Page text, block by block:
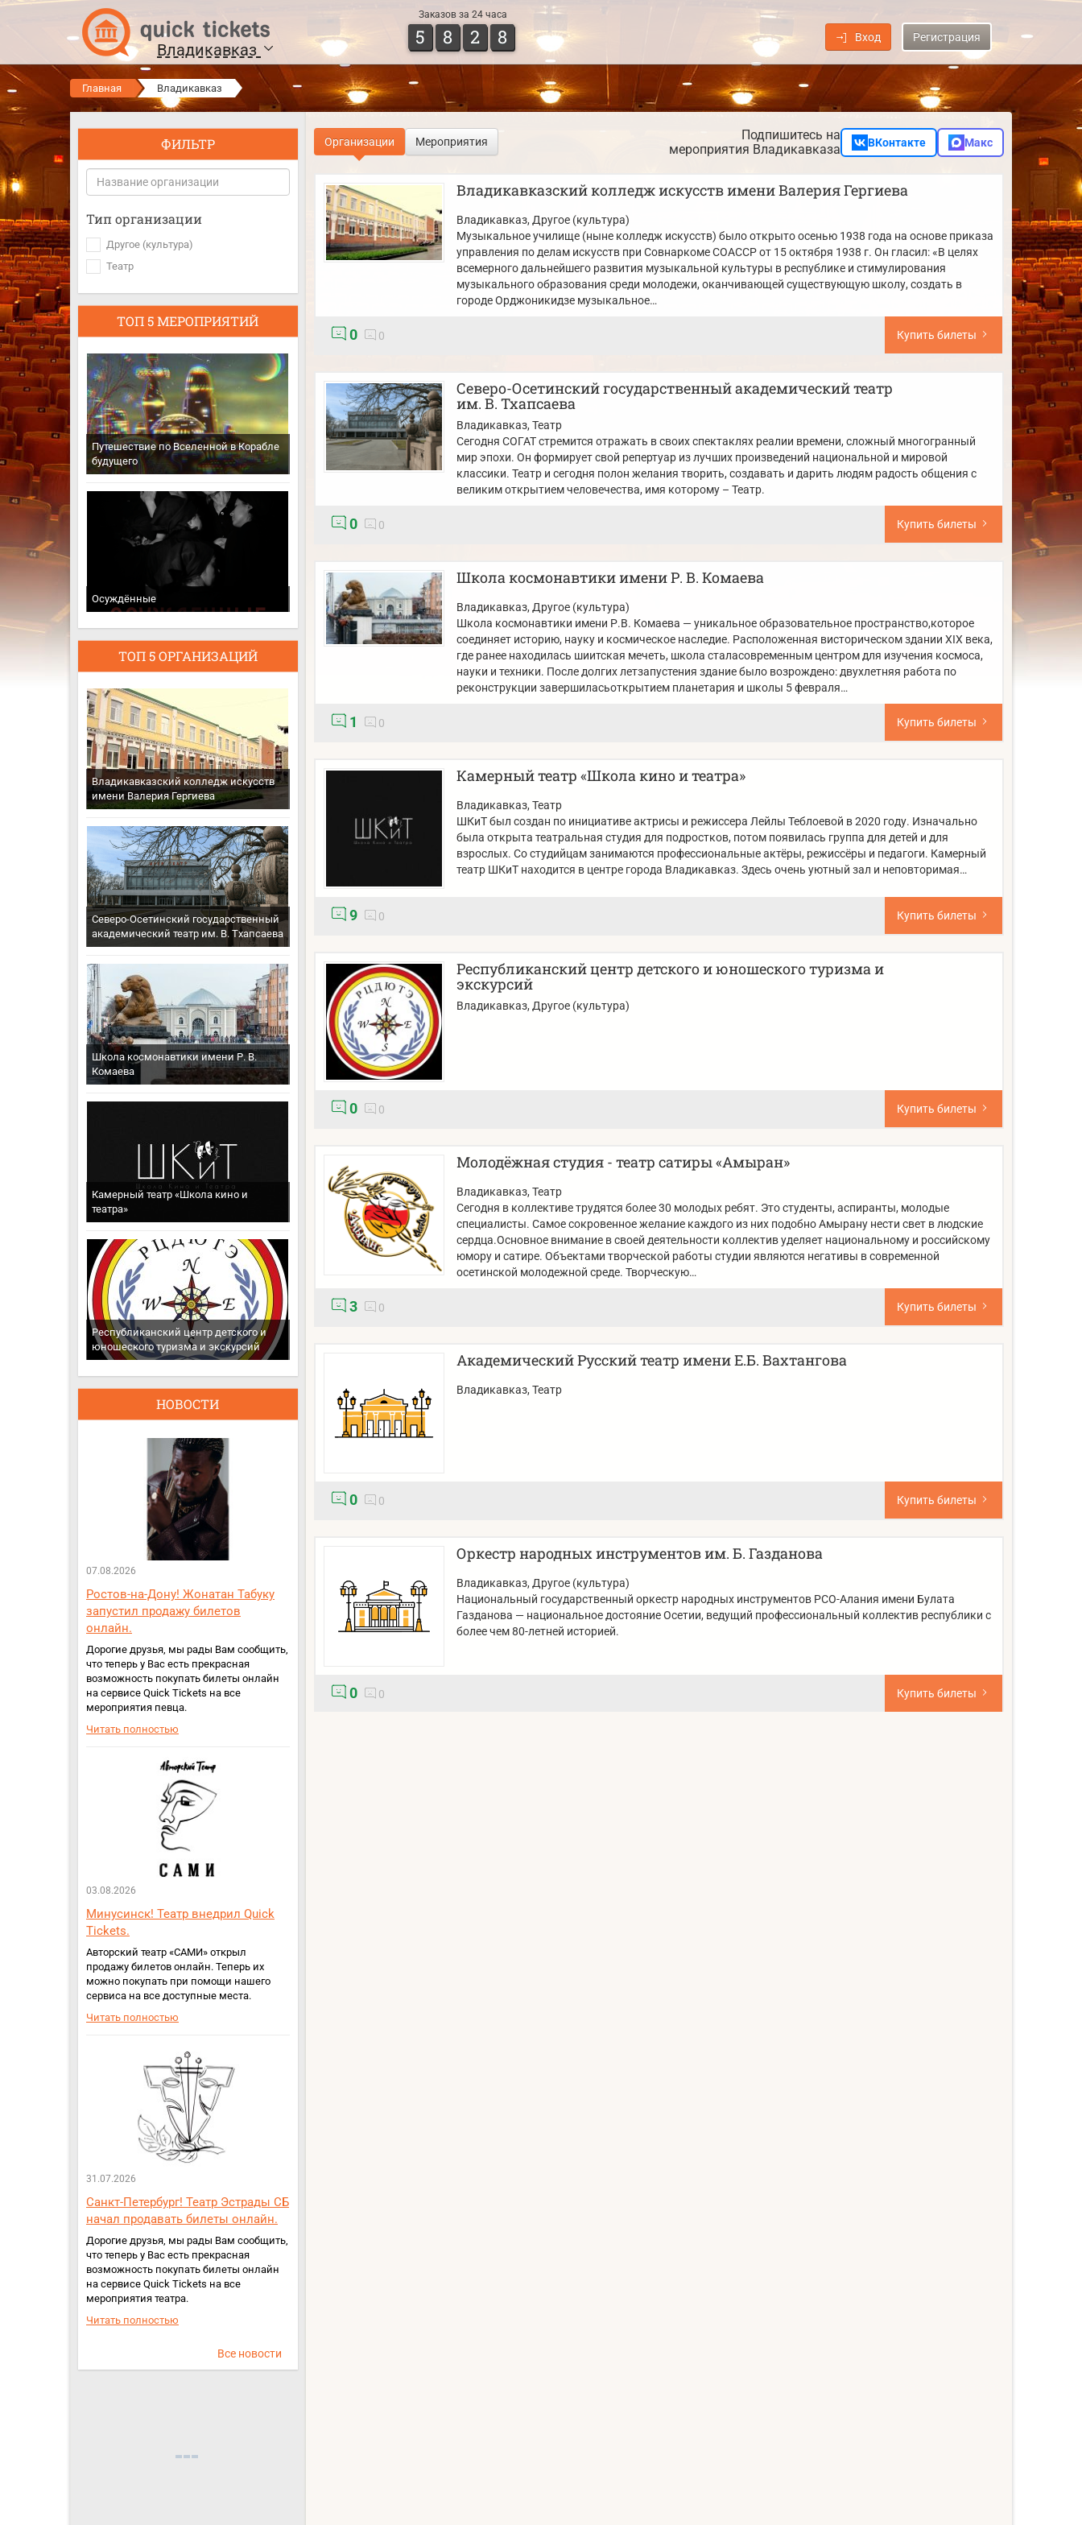
Владикавказ
Заказов за 24 часа
5 8 2 8 Вход Регистрация
Главная Владикавказ
ФИЛЬТР
Тип организации
Другое (культура)
Театр
ТОП 5 МЕРОПРИЯТИЙ
Путешествие по Вселенной в Корабле
будущего
Осуждённые
ТОП 5 ОРГАНИЗАЦИЙ
Владикавказский колледж искусств
имени Валерия Гергиева
Северо-Осетинский государственный
академический театр им. В. Тхапсаева
Школа космонавтики имени Р. В.
Комаева
Камерный театр «Школа кино и
театра»
Республиканский центр детского и
юношеского туризма и экскурсий
НОВОСТИ
07.08.2026
Ростов-на-Дону! Жонатан Табуку
запустил продажу билетов
онлайн.
Дорогие друзья, мы рады Вам сообщить,
что теперь у Вас есть прекрасная
возможность покупать билеты онлайн
на сервисе Quick Tickets на все
мероприятия певца.
Читать полностью
03.08.2026
Минусинск! Театр внедрил Quick
Tickets.
Авторский театр «САМИ» открыл
продажу билетов онлайн. Теперь их
можно покупать при помощи нашего
сервиса на все доступные места.
Читать полностью
31.07.2026
Санкт-Петербург! Театр Эстрады СБ
начал продавать билеты онлайн.
Дорогие друзья, мы рады Вам сообщить,
что теперь у Вас есть прекрасная
возможность покупать билеты онлайн
на сервисе Quick Tickets на все
мероприятия театра.
Читать полностью
Все новости
Организации Мероприятия
Подпишитесь на
мероприятия Владикавказа
ВКонтакте Макс
Владикавказский колледж искусств имени Валерия Гергиева
Владикавказ, Другое (культура)
Музыкальное училище (ныне колледж искусств) было открыто осенью 1938 года на основе приказа
управления по делам искусств при Совнаркоме СОАССР от 15 октября 1938 г. Он гласил: «В целях
всемерного дальнейшего развития музыкальной культуры в республике и стимулирования
музыкального образования среди молодежи, оканчивающей существующую школу, создать в
городе Орджоникидзе музыкальное…
Купить билеты
0 0
Северо-Осетинский государственный академический театр
им. В. Тхапсаева
Владикавказ, Театр
Сегодня СОГАТ стремится отражать в своих спектаклях реалии времени, сложный многогранный
мир эпохи. Он формирует свой репертуар из лучших произведений национальной и мировой
классики. Театр и сегодня полон желания творить, создавать и дарить людям радость общения с
великим открытием человечества, имя которому – Театр.
Купить билеты
0 0
Школа космонавтики имени Р. В. Комаева
Владикавказ, Другое (культура)
Школа космонавтики имени Р.В. Комаева — уникальное образовательное пространство,которое
соединяет историю, науку и космическое наследие. Расположенная висторическом здании XIX века,
где ранее находилась шиитская мечеть, школа сталасовременным центром для изучения космоса,
науки и техники. После долгих летзапустения здание было возрождено: двухлетняя работа по
реконструкции завершиласьоткрытием планетария и школы 5 февраля…
Купить билеты
1 0
Камерный театр «Школа кино и театра»
Владикавказ, Театр
ШКиТ был создан по инициативе актрисы и режиссера Лейлы Теблоевой в 2020 году. Изначально
была открыта театральная студия для подростков, потом появилась группа для детей и для
взрослых. Со студийцам занимаются профессиональные актёры, режиссёры и педагоги. Камерный
театр ШКиТ находится в центре города Владикавказ. Здесь очень уютный зал и неповторимая…
Купить билеты
9 0
Республиканский центр детского и юношеского туризма и
экскурсий
Владикавказ, Другое (культура)
Купить билеты
0 0
Молодёжная студия - театр сатиры «Амыран»
Владикавказ, Театр
Сегодня в коллективе трудятся более 30 молодых ребят. Это студенты, аспиранты, молодые
специалисты. Самое сокровенное желание каждого из них подобно Амырану нести свет в людские
сердца.Основное внимание в своей деятельности коллектив уделяет национальному и российскому
юмору и сатире. Объектами творческой работы студии являются негативы в современной
осетинской молодежной среде. Творческую…
Купить билеты
3 0
Академический Русский театр имени Е.Б. Вахтангова
Владикавказ, Театр
Купить билеты
0 0
Оркестр народных инструментов им. Б. Газданова
Владикавказ, Другое (культура)
Национальный государственный оркестр народных инструментов РСО-Алания имени Булата
Газданова — национальное достояние Осетии, ведущий профессиональный коллектив республики с
более чем 80-летней историей.
Купить билеты
0 0